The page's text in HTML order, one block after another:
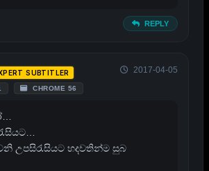
REPLY
SUBTITLER
CHROME 56
2017-04-05
උපසිරැසියට හදවතින්ම සුබ